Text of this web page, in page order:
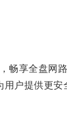
享全盘网路
户提供更安